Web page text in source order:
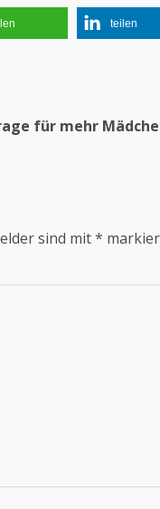
teilen
für mehr
sind mit*